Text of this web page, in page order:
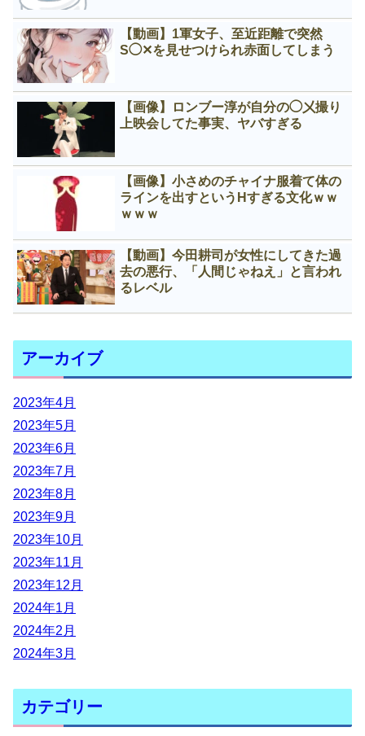
【動画】1軍女子、至近距離で突然
S◯✕を見せつけられ赤面してしまう
【画像】ロンブー淳が自分の◯㐅撮り
上映会してた事実、ヤバすぎる
【画像】小さめのチャイナ服着て体の
ラインを出すというНすぎる文化ｗｗ
ｗｗｗ
【動画】今田耕司が女性にしてきた過
去の悪行、「人間じゃねえ」と言われ
るレベル
アーカイブ
2023年4月
2023年5月
2023年6月
2023年7月
2023年8月
2023年9月
2023年10月
2023年11月
2023年12月
2024年1月
2024年2月
2024年3月
カテゴリー